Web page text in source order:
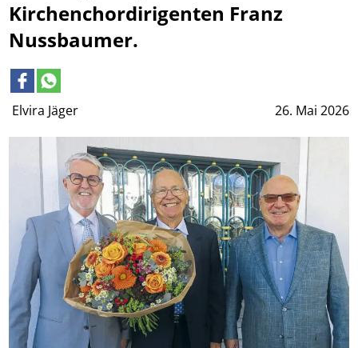
Elvira Jäger 26. Mai 2026
Kirchenchordirigenten Franz
Nussbaumer.